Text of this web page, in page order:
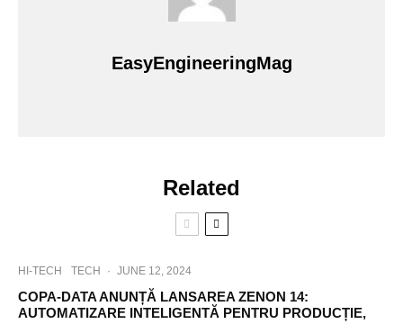
EasyEngineeringMag
Related
HI-TECH TECH · JUNE 12, 2024
COPA-DATA ANUNȚĂ LANSAREA ZENON 14:
AUTOMATIZARE INTELIGENTĂ PENTRU PRODUCȚIE,